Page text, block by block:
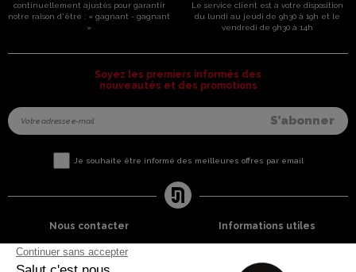
continuellement ajustés pour garantir
notre raison d'être : « gagnant - gagnant
»
Le service client est a votre disposition
du lundi au jeudi de 9h30 à 19h et le
vendredi de 9h30 à 14h
Soyez les premiers informés des
nouveautés et des promotions
Je souhaite être informé des meilleures offres par email
Nous contacter
8 rue du capitaine Jean Croisa
13009 Marseille
Informations utiles
Garantie satisfaction